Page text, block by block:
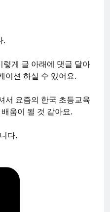
.
렇게 글 아래에 댓글 달아
이션 하실 수 있어요.
서 요즘의 한국 초등교육
움이 될 것 같아요.
다.